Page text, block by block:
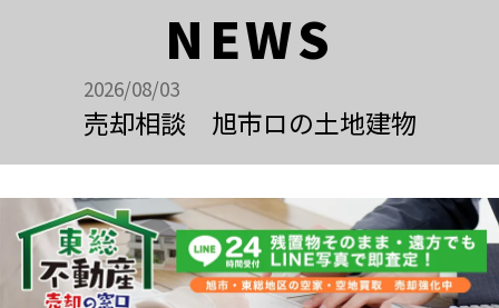
NEWS
2026/08/03
売却相談 旭市ロの土地建物